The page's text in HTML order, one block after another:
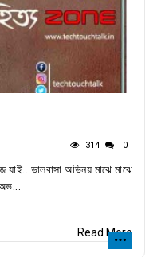
314 0
অভিনয় মাঝে মাঝে
Read More